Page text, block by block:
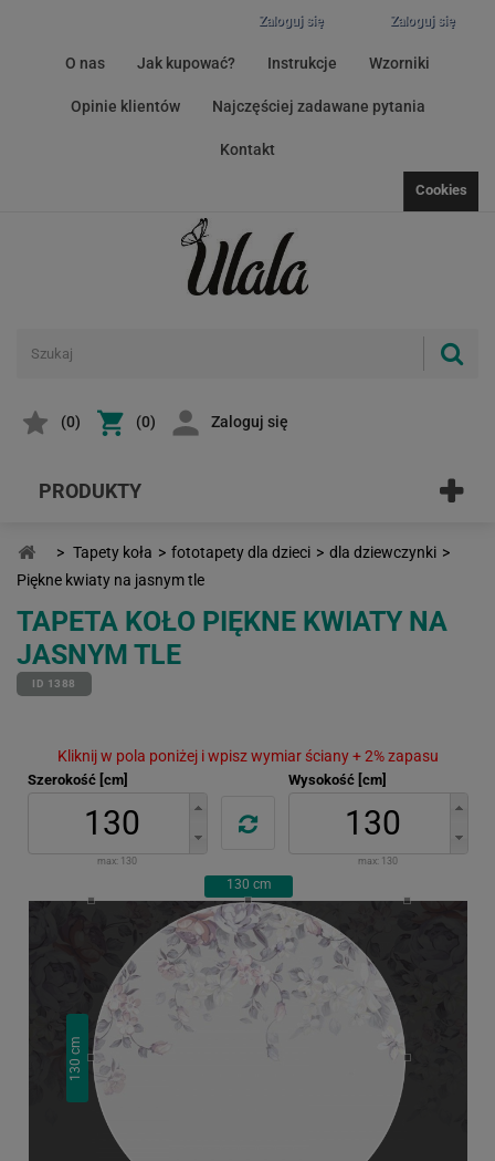
Zaloguj się
Zaloguj się
O nas Jak kupować? Instrukcje Wzorniki
Opinie klientów Najczęściej zadawane pytania
Kontakt
Cookies
(0) (0) Zaloguj się
PRODUKTY
> Tapety koła > fototapety dla dzieci > dla dziewczynki >
Piękne kwiaty na jasnym tle
TAPETA KOŁO PIĘKNE KWIATY NA
JASNYM TLE
ID 1388
Kliknij w pola poniżej i wpisz wymiar ściany + 2% zapasu
Szerokość [cm]
max: 130
Wysokość [cm]
max: 130
130 cm
130
cm